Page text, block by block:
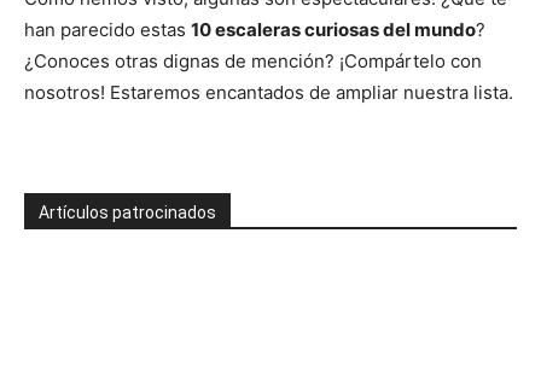
han parecido estas 10 escaleras curiosas del mundo?
¿Conoces otras dignas de mención? ¡Compártelo con
nosotros! Estaremos encantados de ampliar nuestra lista.
Artículos patrocinados